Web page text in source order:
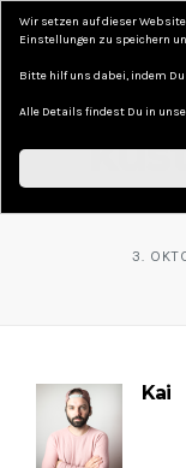
3.
Kai
Wir setzen auf dieser
Einstellungen zu speichern
Bitte hilf uns dabei, indem
Alle Details findest Du in